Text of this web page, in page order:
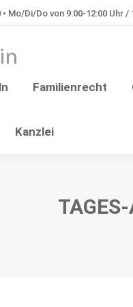
Mo/Di/Do von 9:00-12:00 Uhr
Familienrecht
Kanzlei